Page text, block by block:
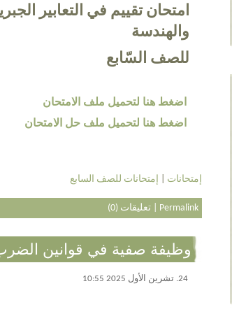
امتحان تقييم في التعابير
والهندسة
للصف السّابع
اضغط هنا لتحميل ملف الامتحان
اضغط هنا لتحميل ملف حل الامتحان
إمتحانات إمتحانات للصف السابع
Permalink
|تعليقات (0)
وظيفة صفية في قوانين
24. تشرين الأول 2025 10:55